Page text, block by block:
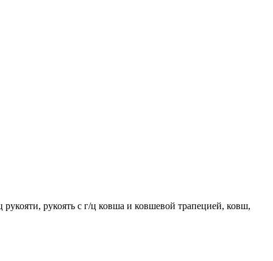
рукоять с г/ц ковша и ковшевой трапецией, ковш,